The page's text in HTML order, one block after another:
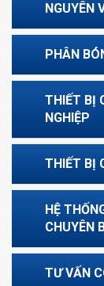
NGUYÊN
PHÂN
THIẾT BỊ
NGHIỆP
THIẾT BỊ
HỆ
CHUYÊN
TƯ VẤN